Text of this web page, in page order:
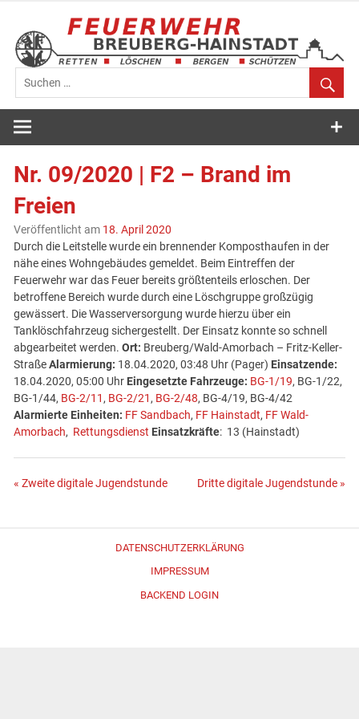
springen
Feuerwehr
Breuberg-
Hainstadt
Nr. 09/2020 | F2 – Brand im
Freien
Veröffentlicht am 18. April 2020
Durch die Leitstelle wurde ein brennender Komposthaufen in der
nähe eines Wohngebäudes gemeldet. Beim Eintreffen der
Feuerwehr war das Feuer bereits größtenteils erloschen. Der
betroffene Bereich wurde durch eine Löschgruppe großzügig
gewässert. Die Wasserversorgung wurde hierzu über ein
Tanklöschfahrzeug sichergestellt. Der Einsatz konnte so schnell
abgearbeitet werden.Ort: Breuberg/Wald-Amorbach – Fritz-Keller-
StraßeAlarmierung: 18.04.2020, 03:48 Uhr (Pager) Einsatzende:
18.04.2020, 05:00 Uhr Eingesetzte Fahrzeuge: BG-1/19, BG-1/22,
BG-1/44, BG-2/11, BG-2/21, BG-2/48, BG-4/19, BG-4/42
Alarmierte Einheiten: FF Sandbach, FF Hainstadt, FF Wald-
Amorbach, Rettungsdienst Einsatzkräfte: 13 (Hainstadt)
Beitragsnavigation
« Zweite digitale Jugendstunde Dritte digitale Jugendstunde »
DATENSCHUTZERKLÄRUNG
IMPRESSUM
BACKEND LOGIN